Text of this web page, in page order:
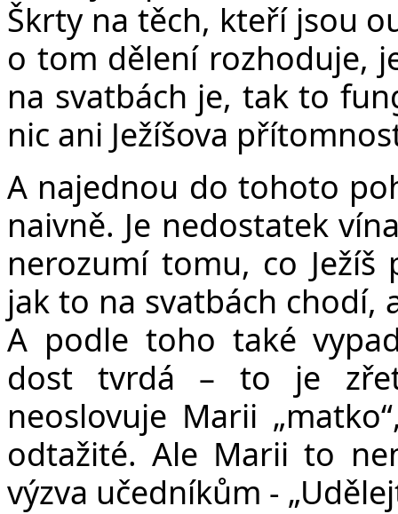
Škrty na těch, kteří jsou
o tom dělení rozhoduje,
na svatbách je, tak to
nic ani Ježíšova
A najednou do tohoto
naivně. Je nedostatek
nerozumí tomu, co
jak to na svatbách chodí,
A podle toho také
dost tvrdá – to je
neoslovuje Marii
odtažité. Ale Marii to
výzva učedníkům -